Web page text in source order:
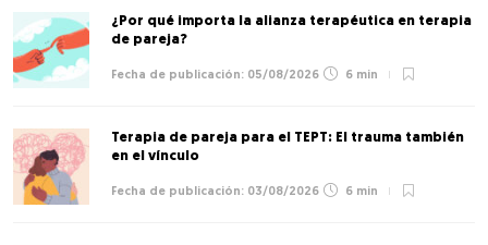
¿Por qué importa la alianza terapéutica en terapia
de pareja?
05/08/2026 6 min
Terapia de pareja para el TEPT: El trauma también
en el vínculo
03/08/2026 6 min